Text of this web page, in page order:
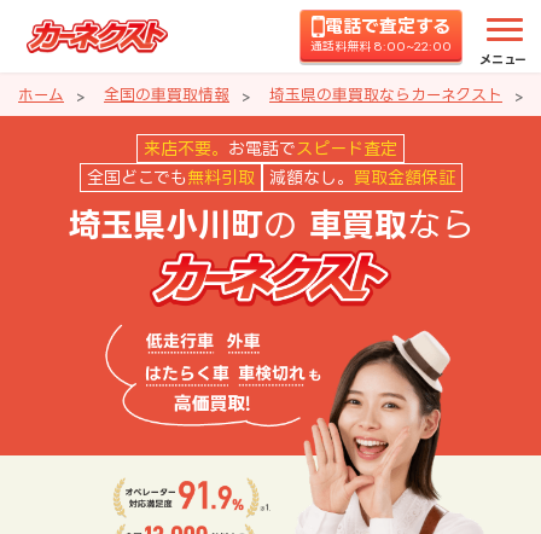
電話で査定する
通話料無料 8:00~22:00
メニュー
ホーム 全国の車買取情報 埼玉県の車買取ならカーネクスト
埼玉県小川町の車買取ならカー
来店不要。 お電話で スピード査定
全国どこでも 無料引取 減額なし。 買取金額保証
埼玉県小川町の 車買取なら